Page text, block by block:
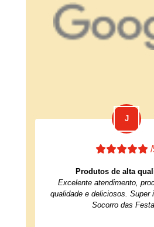
/
Produtos de alta
Excelente atendimento,
qualidade e deliciosos. Super
Socorro das